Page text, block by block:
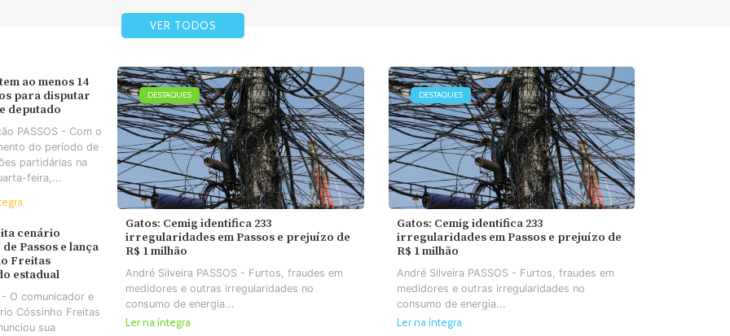
VER TODOS
ao menos 14
para disputar
deputado
PASSOS - Com o
do período de
partidárias na
feira,...
cenário
Passos e lança
Freitas
estadual
- O comunicador e
Cóssinho Freitas
sua
DESTAQUES
Gatos: Cemig identifica 233
irregularidades em Passos e prejuízo de
R$ 1 milhão
André Silveira PASSOS - Furtos, fraudes em
medidores e outras irregularidades no
consumo de energia...
Ler na íntegra
DESTAQUES
Gatos: Cemig identifica 233
irregularidades em Passos e prejuízo de
R$ 1 milhão
André Silveira PASSOS - Furtos, fraudes em
medidores e outras irregularidades no
consumo de energia...
Ler na íntegra